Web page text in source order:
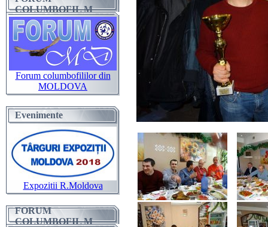
COLUMBOFIL M
Forum columbofililor din
MOLDOVA
Evenimente
Expozitii R.Moldova
FORUM
COLUMBOFIL M